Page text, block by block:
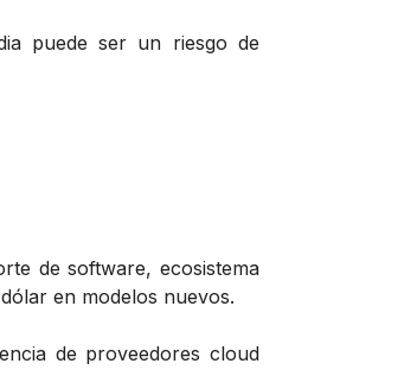
puede ser un riesgo de
de software, ecosistema
en modelos nuevos.
de proveedores cloud